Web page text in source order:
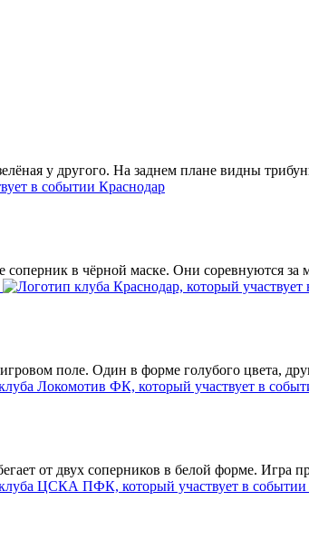
Краснодар